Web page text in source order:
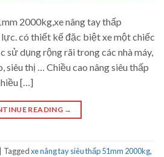
2000kg,xe nâng tay thấp
lực. có thiết kế đặc biệt xe một chiếc
sử dụng rộng rãi trong các nhà máy,
siêu thị … Chiều cao nâng siêu thấp
[…]
READING →
Taggedxe nâng tay siêu thấp 51mm 2000kg,